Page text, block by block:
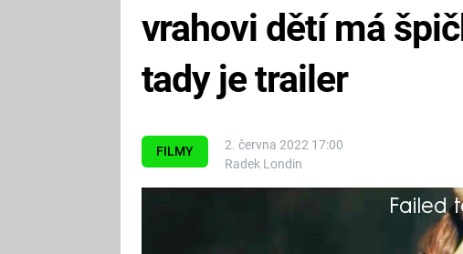
FILMY
2. června 2022 17:00
Radek Londin
vrahovi dětí má
tady je trailer
Failed
Opravdu kvalitních hororů míří do kin
ale zase jednou čeká slušná pecka.